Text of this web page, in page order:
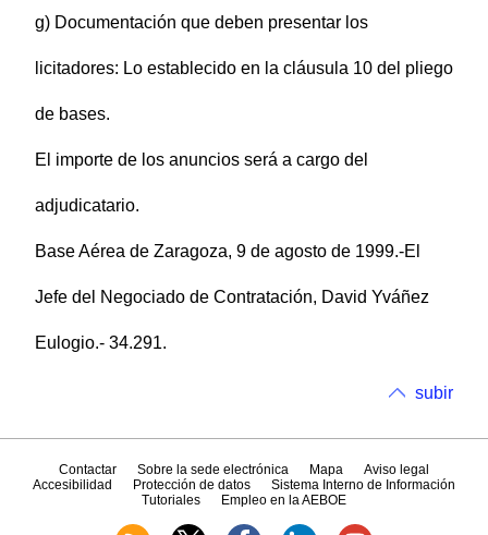
g) Documentación que deben presentar los
licitadores: Lo establecido en la cláusula 10 del pliego
de bases.
El importe de los anuncios será a cargo del
adjudicatario.
Base Aérea de Zaragoza, 9 de agosto de 1999.-El
Jefe del Negociado de Contratación, David Yváñez
Eulogio.- 34.291.
subir
Contactar Sobre la sede electrónica Mapa
Aviso legal
Accesibilidad
Protección de datos
Sistema Interno de Información
Tutoriales
Empleo en la AEBOE